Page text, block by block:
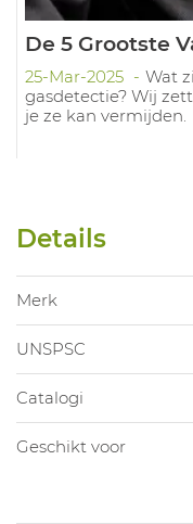
De 5 Grootste
25-Mar-2025
Wat
gasdetectie? Wij
je ze kan vermijden.
Details
Merk
UNSPSC
Catalogi
Geschikt voor